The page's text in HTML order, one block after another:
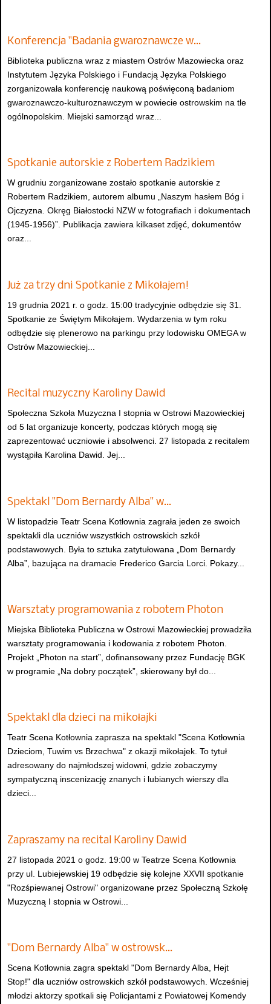
Konferencja "Badania gwaroznawcze w…
Biblioteka publiczna wraz z miastem Ostrów Mazowiecka oraz
Instytutem Języka Polskiego i Fundacją Języka Polskiego
zorganizowała konferencję naukową poświęconą badaniom
gwaroznawczo-kulturoznawczym w powiecie ostrowskim na tle
ogólnopolskim. Miejski samorząd wraz...
Spotkanie autorskie z Robertem Radzikiem
W grudniu zorganizowane zostało spotkanie autorskie z
Robertem Radzikiem, autorem albumu „Naszym hasłem Bóg i
Ojczyzna. Okręg Białostocki NZW w fotografiach i dokumentach
(1945-1956)”. Publikacja zawiera kilkaset zdjęć, dokumentów
oraz...
Już za trzy dni Spotkanie z Mikołajem!
19 grudnia 2021 r. o godz. 15:00 tradycyjnie odbędzie się 31.
Spotkanie ze Świętym Mikołajem. Wydarzenia w tym roku
odbędzie się plenerowo na parkingu przy lodowisku OMEGA w
Ostrów Mazowieckiej...
Recital muzyczny Karoliny Dawid
Społeczna Szkoła Muzyczna I stopnia w Ostrowi Mazowieckiej
od 5 lat organizuje koncerty, podczas których mogą się
zaprezentować uczniowie i absolwenci. 27 listopada z recitalem
wystąpiła Karolina Dawid. Jej...
Spektakl "Dom Bernardy Alba" w…
W listopadzie Teatr Scena Kotłownia zagrała jeden ze swoich
spektakli dla uczniów wszystkich ostrowskich szkół
podstawowych. Była to sztuka zatytułowana „Dom Bernardy
Alba”, bazująca na dramacie Frederico Garcia Lorci. Pokazy...
Warsztaty programowania z robotem Photon
Miejska Biblioteka Publiczna w Ostrowi Mazowieckiej prowadziła
warsztaty programowania i kodowania z robotem Photon.
Projekt „Photon na start”, dofinansowany przez Fundację BGK
w programie „Na dobry początek”, skierowany był do...
Spektakl dla dzieci na mikołajki
Teatr Scena Kotłownia zaprasza na spektakl "Scena Kotłownia
Dzieciom, Tuwim vs Brzechwa" z okazji mikołajek. To tytuł
adresowany do najmłodszej widowni, gdzie zobaczymy
sympatyczną inscenizację znanych i lubianych wierszy dla
dzieci...
Zapraszamy na recital Karoliny Dawid
27 listopada 2021 o godz. 19:00 w Teatrze Scena Kotłownia
przy ul. Lubiejewskiej 19 odbędzie się kolejne XXVII spotkanie
"Rozśpiewanej Ostrowi" organizowane przez Społeczną Szkołę
Muzyczną I stopnia w Ostrowi...
"Dom Bernardy Alba" w ostrowsk…
Scena Kotłownia zagra spektakl "Dom Bernardy Alba, Hejt
Stop!" dla uczniów ostrowskich szkół podstawowych. Wcześniej
młodzi aktorzy spotkali się Policjantami z Powiatowej Komendy